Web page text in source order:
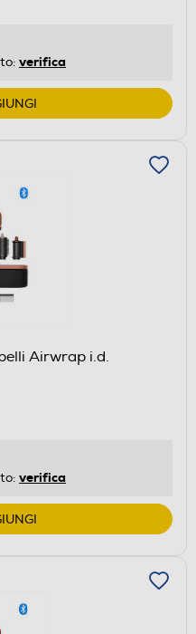
verifica
Airwrap i.d.
verifica